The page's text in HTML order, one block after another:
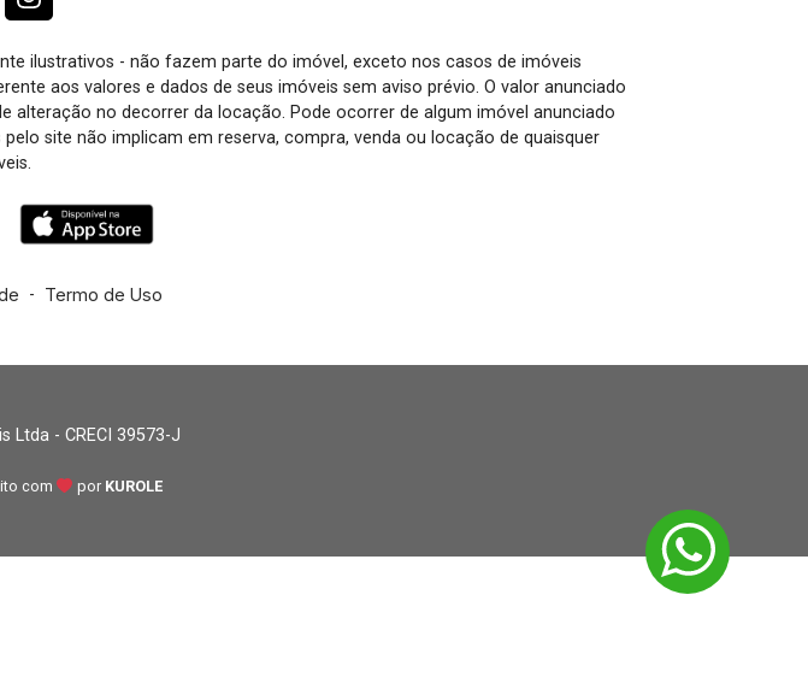
ilustrativos - não fazem parte do imóvel, exceto nos casos de imóveis
aos valores e dados de seus imóveis sem aviso prévio. O valor anunciado
alteração no decorrer da locação. Pode ocorrer de algum imóvel anunciado
site não implicam em reserva, compra, venda ou locação de quaisquer
- Termo de Uso
Ltda - CRECI 39573-J
com por KUROLE